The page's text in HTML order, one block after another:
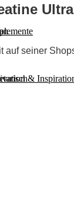
&
auf seiner